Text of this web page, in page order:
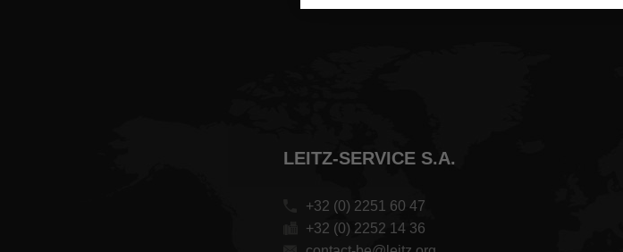
LEITZ-SERVICE S.A.
+32 (0) 2251 60 47
+32 (0) 2252 14 36